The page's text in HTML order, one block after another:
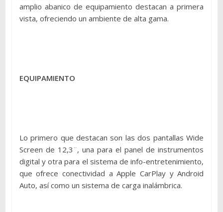
amplio abanico de equipamiento destacan a primera
vista, ofreciendo un ambiente de alta gama.
EQUIPAMIENTO
Lo primero que destacan son las dos pantallas Wide
Screen de 12,3¨, una para el panel de instrumentos
digital y otra para el sistema de info-entretenimiento,
que ofrece conectividad a Apple CarPlay y Android
Auto, así como un sistema de carga inalámbrica.